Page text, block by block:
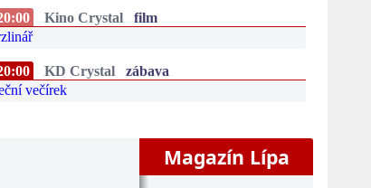
Kino Crystal
film
KD Crystal
zábava
večírek
Magazín Lípa